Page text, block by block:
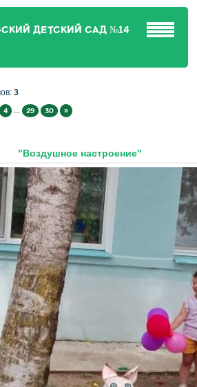
ДЕТСКИЙ САД №14
3
4 ... 29 30 »
"Воздушное настроение"
19.06.2024
DetSad14